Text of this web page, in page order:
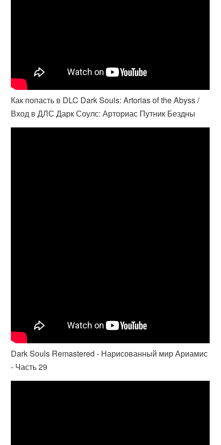
Как попасть в DLC Dark Souls: Artorias of the Abyss /
Вход в ДЛС Дарк Соулс: Арториас Путник Бездны
Dark Souls Remastered - Нарисованный мир Ариамис
- Часть 29